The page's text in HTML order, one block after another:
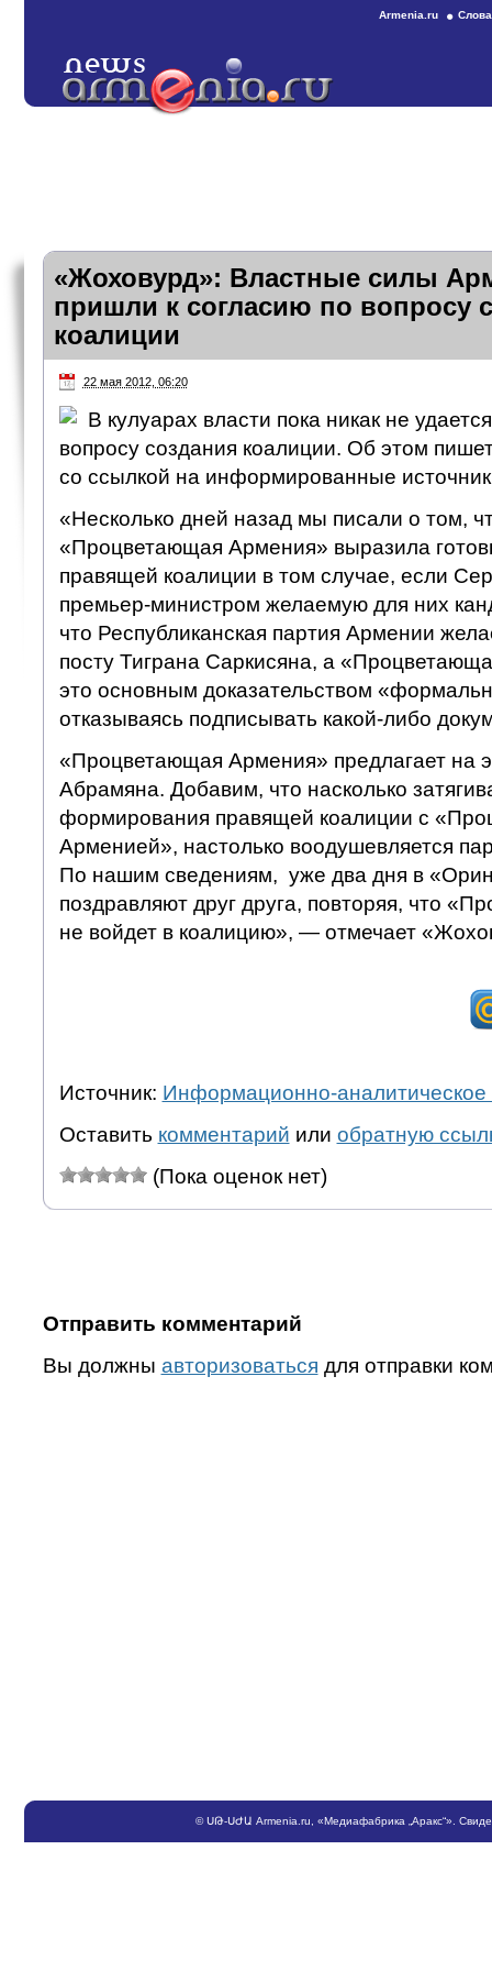
Armenia.ru
«Жоховурд»: Властные силы
пришли к согласию по вопросу
коалиции
22 мая 2012, 06:20
В кулуарах власти пока никак не
вопросу создания коалиции. Об этом
со ссылкой на информированные
«Несколько дней назад мы писали о том,
«Процветающая Армения» выразила
правящей коалиции в том случае, если
премьер-министром желаемую для них
что Республиканская партия Армении
посту Тиграна Саркисяна, а
это основным доказательством
отказываясь подписывать какой-либо
«Процветающая Армения» предлагает на
Абрамяна. Добавим, что насколько
формирования правящей коалиции с
Арменией», настолько воодушевляется
По нашим сведениям, уже два дня в
поздравляют друг друга, повторяя, что
не войдет в коалицию», — отмечает
Источник: Информационно-аналитическое
Оставить комментарий или обратную
(Пока оценок нет)
Отправить комментарий
Вы должны авторизоваться для отправки
©ՍԹ-ՍԺԱ Armenia.ru , «Медиафабрика „Аракс“».